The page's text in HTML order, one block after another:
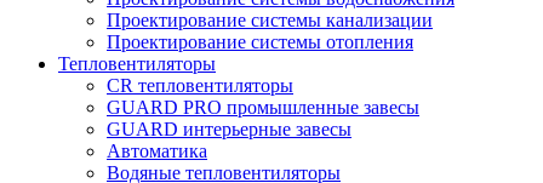
Проектирование системы канализации
Проектирование системы отопления
Тепловентиляторы
CR тепловентиляторы
GUARD PRO промышленные завесы
GUARD интерьерные завесы
Автоматика
Водяные тепловентиляторы